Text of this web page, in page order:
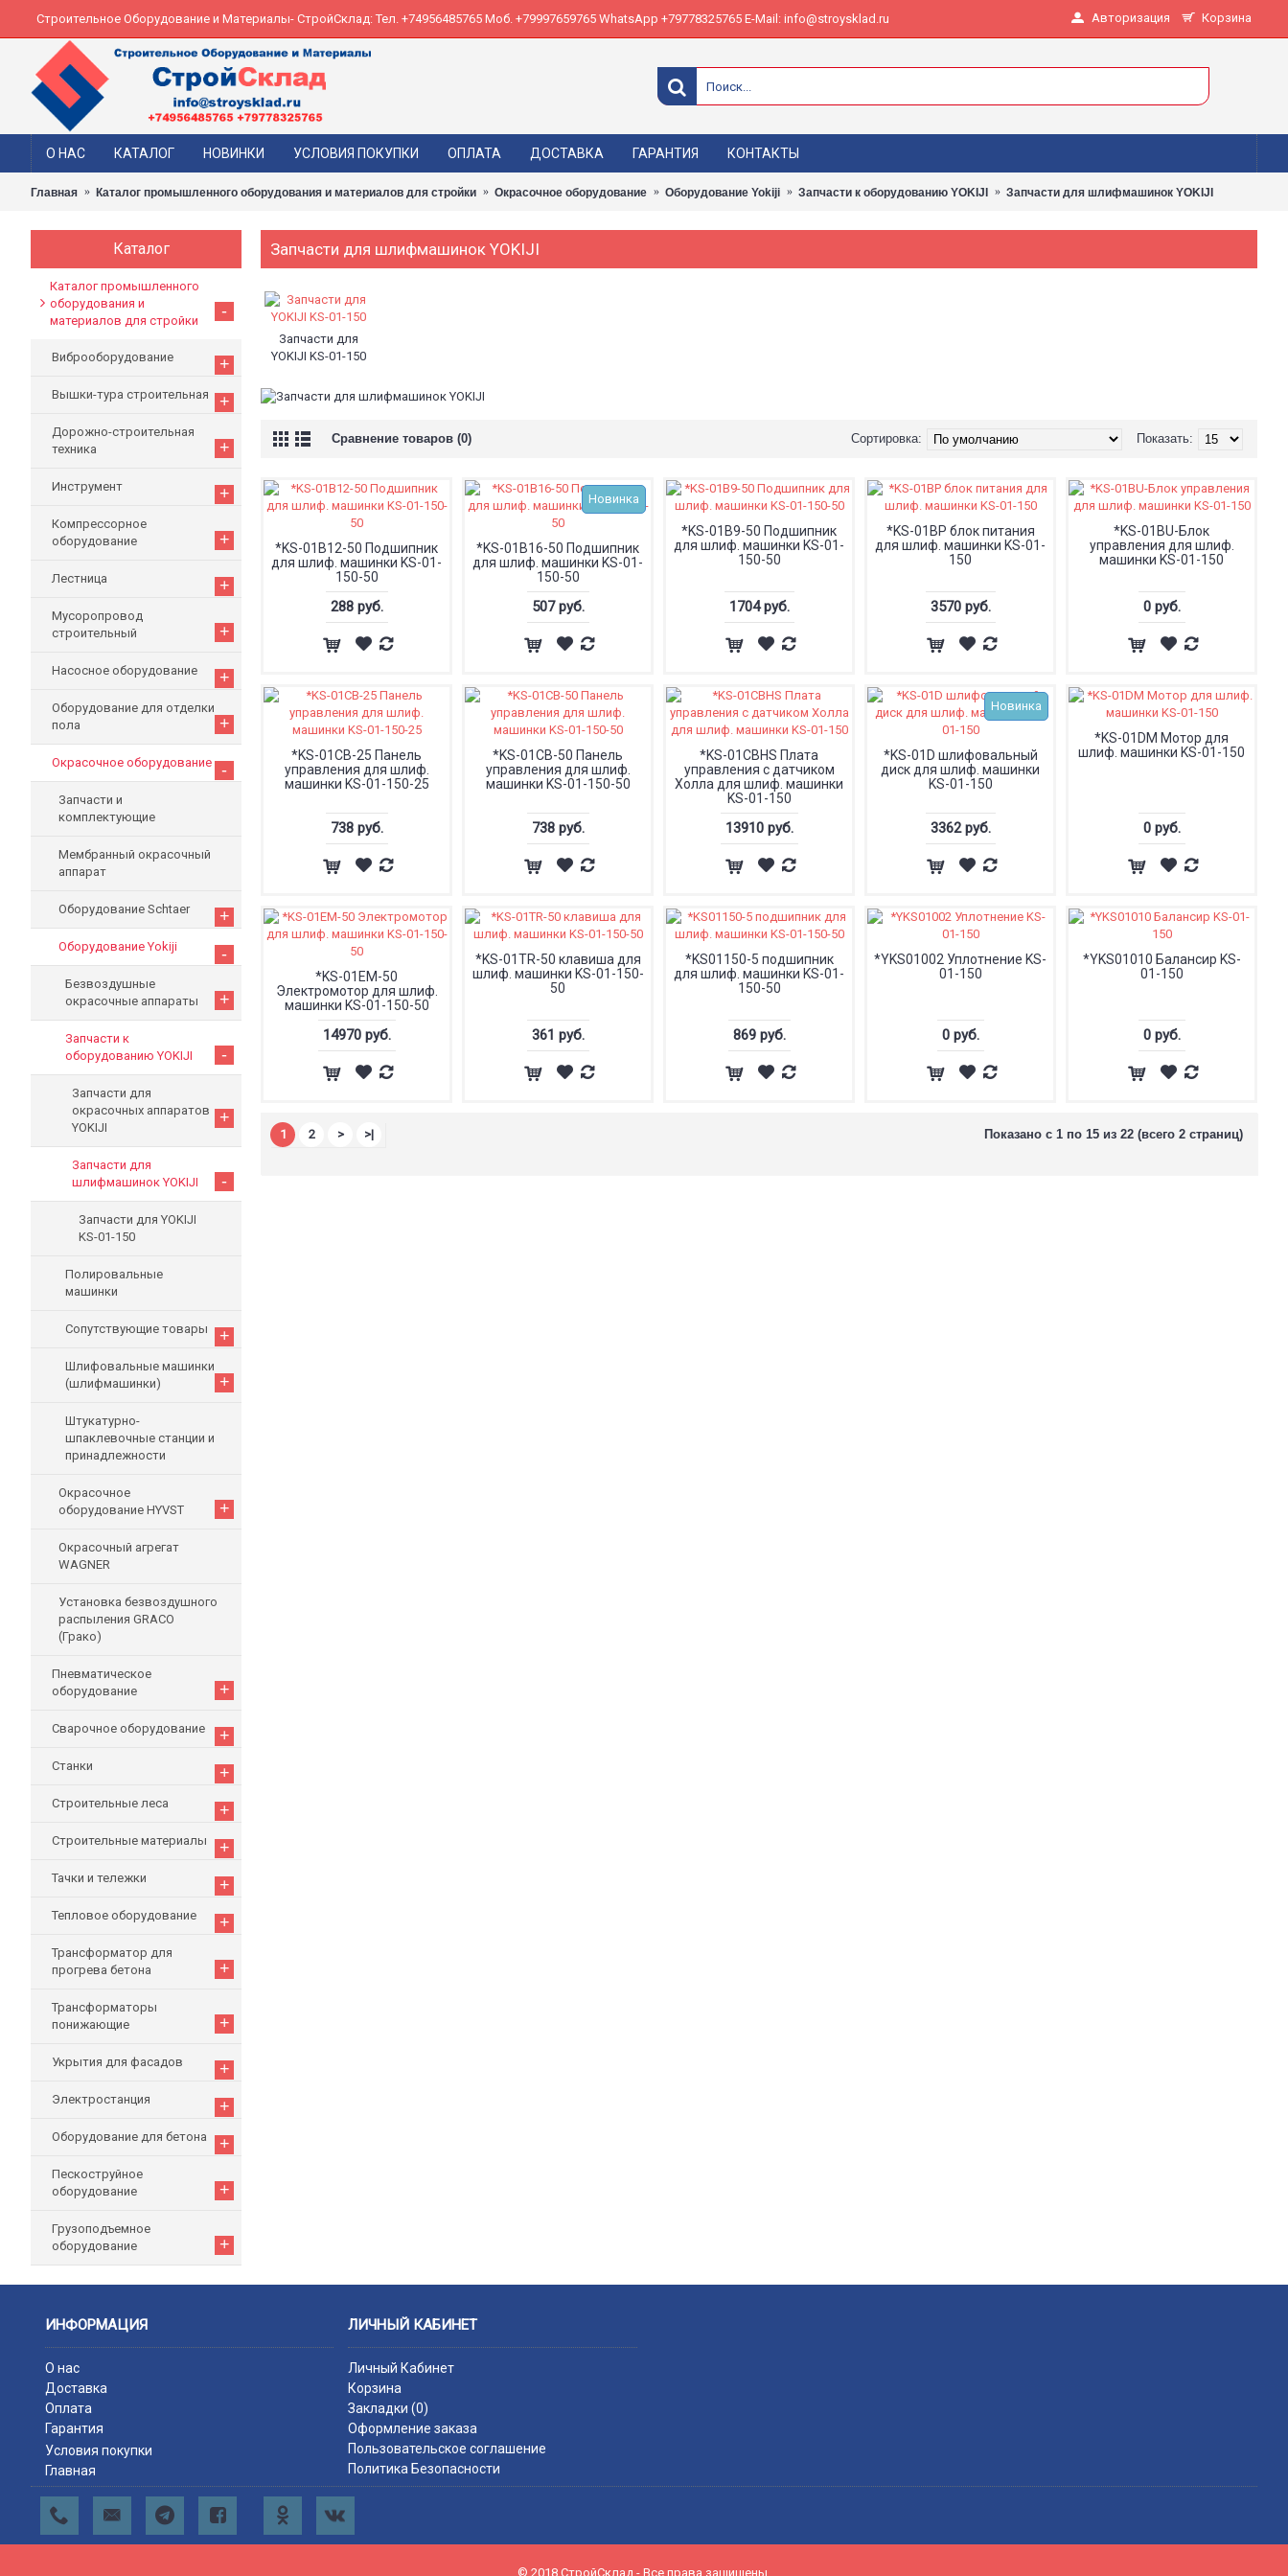
Строительное Оборудование и Материалы- СтройСклад: Тел. +74956485765 Моб. +79997659765 WhatsApp +79778325765 E-Mail: info@stroysklad.ru Авторизация Корзина
О НАС КАТАЛОГ НОВИНКИ УСЛОВИЯ ПОКУПКИ ОПЛАТА ДОСТАВКА ГАРАНТИЯ КОНТАКТЫ
Главная Каталог промышленного оборудования и материалов для стройки Окрасочное оборудование Оборудование Yokiji Запчасти к оборудованию YOKIJI Запчасти для шлифмашинок YOKIJI
Каталог
Каталог промышленного
оборудования и
материалов для стройки
-
Виброоборудование +
Вышки-тура строительная +
Дорожно-строительная
техника
+
Инструмент +
Компрессорное
оборудование
+
Лестница +
Мусоропровод
строительный
+
Насосное оборудование +
Оборудование для отделки
пола
+
Окрасочное оборудование -
Запчасти и
комплектующие
Мембранный окрасочный
аппарат
Оборудование Schtaer +
Оборудование Yokiji -
Безвоздушные
окрасочные аппараты
+
Запчасти к
оборудованию YOKIJI
-
Запчасти для
окрасочных аппаратов
YOKIJI
+
Запчасти для
шлифмашинок YOKIJI
-
Запчасти для YOKIJI
KS-01-150
Полировальные
машинки
Сопутствующие товары +
Шлифовальные машинки
(шлифмашинки)
+
Штукатурно-
шпаклевочные станции и
принадлежности
Окрасочное
оборудование HYVST
+
Окрасочный агрегат
WAGNER
Установка безвоздушного
распыления GRACO
(Грако)
Пневматическое
оборудование
+
Сварочное оборудование +
Станки +
Строительные леса +
Строительные материалы +
Тачки и тележки +
Тепловое оборудование +
Трансформатор для
прогрева бетона
+
Трансформаторы
понижающие
+
Укрытия для фасадов +
Электростанция +
Оборудование для бетона +
Пескоструйное
оборудование
+
Грузоподъемное
оборудование
+
Запчасти для шлифмашинок YOKIJI
Запчасти для
YOKIJI KS-01-150
Сравнение товаров (0) Показать:
Сортировка:
*KS-01B12-50 Подшипник
для шлиф. машинки KS-01-
150-50
288 руб.
Новинка
*KS-01B16-50 Подшипник
для шлиф. машинки KS-01-
150-50
507 руб.
*KS-01B9-50 Подшипник
для шлиф. машинки KS-01-
150-50
1704 руб.
*KS-01BP блок питания
для шлиф. машинки KS-01-
150
3570 руб.
*KS-01BU-Блок
управления для шлиф.
машинки KS-01-150
0 руб.
*KS-01CB-25 Панель
управления для шлиф.
машинки KS-01-150-25
738 руб.
*KS-01CB-50 Панель
управления для шлиф.
машинки KS-01-150-50
738 руб.
*KS-01CBHS Плата
управления с датчиком
Холла для шлиф. машинки
KS-01-150
13910 руб.
Новинка
*KS-01D шлифовальный
диск для шлиф. машинки
KS-01-150
3362 руб.
*KS-01DM Мотор для
шлиф. машинки KS-01-150
0 руб.
*KS-01EM-50
Электромотор для шлиф.
машинки KS-01-150-50
14970 руб.
*KS-01TR-50 клавиша для
шлиф. машинки KS-01-150-
50
361 руб.
*KS01150-5 подшипник
для шлиф. машинки KS-01-
150-50
869 руб.
*YKS01002 Уплотнение KS-
01-150
0 руб.
*YKS01010 Балансир KS-
01-150
0 руб.
1 2 > >| Показано с 1 по 15 из 22 (всего 2 страниц)
ИНФОРМАЦИЯ
О нас
Доставка
Оплата
Гарантия
Условия покупки
Главная
ЛИЧНЫЙ КАБИНЕТ
Личный Кабинет
Корзина
Закладки (0)
Оформление заказа
Пользовательское соглашение
Политика Безопасности
© 2018 СтройСклад - Все права защищены.